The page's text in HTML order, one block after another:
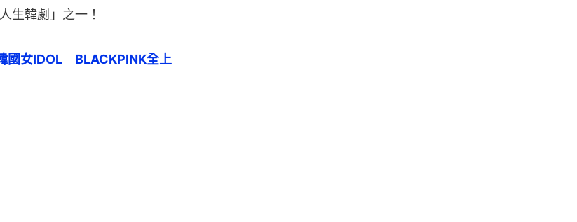
生韓劇」之一！
女IDOL　BLACKPINK全上